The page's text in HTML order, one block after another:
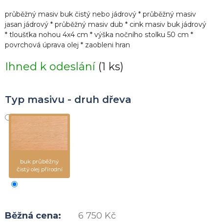
hvězdiček.
6 750 Kč
Ihned k odeslání (1 ks)
Typ masivu - druh dřeva
buk průběžný
čistý olej přírodní
průběžný masiv buk čistý nebo jádrový * průběžný masiv
jasan jádrový * průběžný masiv dub * cink masiv buk jádrový
* tloušťka nohou 4x4 cm * výška nočního stolku 50 cm *
povrchová úprava olej * zaobleni hran